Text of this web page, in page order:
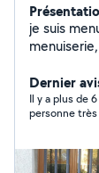
je suis
décoration.
Dernier
Il y a plus de